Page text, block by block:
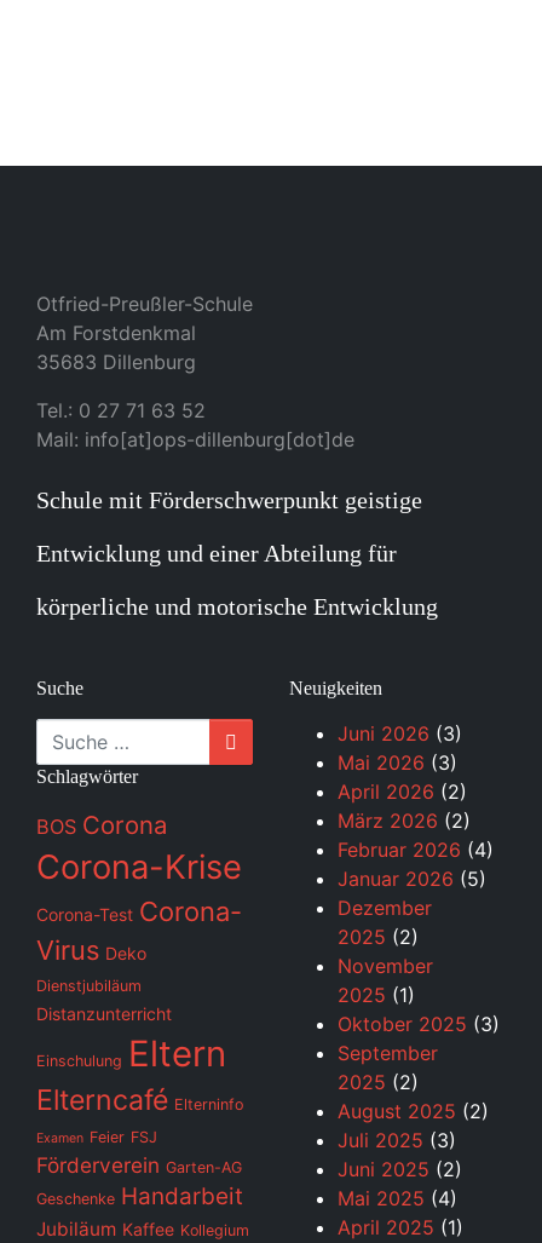
Otfried-Preußler-Schule
Am Forstdenkmal
35683 Dillenburg
Tel.: 0 27 71 63 52
Mail: info[at]ops-dillenburg[dot]de
Schule mit Förderschwerpunkt geistige
Entwicklung und einer Abteilung für
körperliche und motorische Entwicklung
Suche
Suche
Schlagwörter
BOS Corona
Corona-Krise
Corona-Test Corona-
Virus Deko
Dienstjubiläum
Distanzunterricht
Einschulung Eltern
Elterncafé Elterninfo
Examen Feier FSJ
Förderverein Garten-AG
Geschenke Handarbeit
Jubiläum Kaffee Kollegium
Neuigkeiten
Juni 2026 (3)
Mai 2026 (3)
April 2026 (2)
März 2026 (2)
Februar 2026 (4)
Januar 2026 (5)
Dezember
2025 (2)
November
2025 (1)
Oktober 2025 (3)
September
2025 (2)
August 2025 (2)
Juli 2025 (3)
Juni 2025 (2)
Mai 2025 (4)
April 2025 (1)